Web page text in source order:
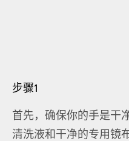
步骤1
首先，确保你的手是干
清洗液和干净的专用镜布